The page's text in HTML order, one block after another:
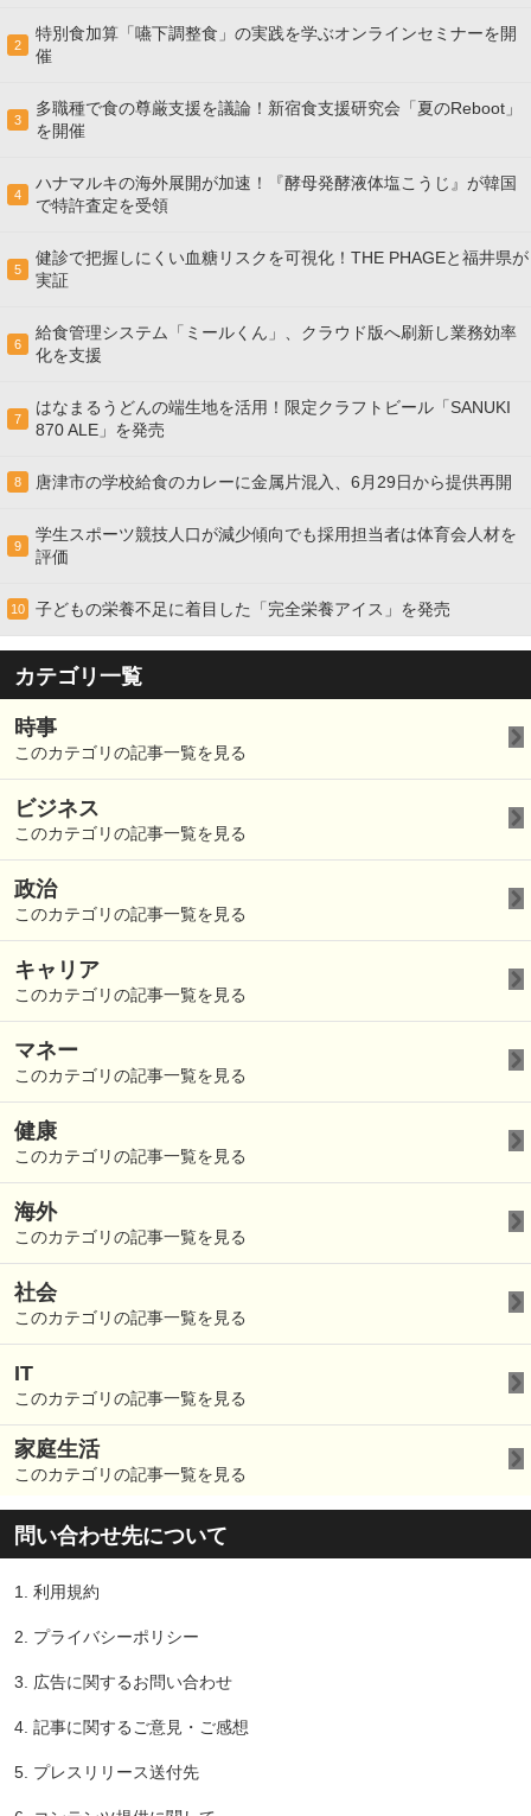
2
特別食加算「嚥下調整食」の実践を学ぶオンラインセミナーを開
催
3
多職種で食の尊厳支援を議論！新宿食支援研究会「夏のReboot」
を開催
4
ハナマルキの海外展開が加速！『酵母発酵液体塩こうじ』が韓国
で特許査定を受領
5
健診で把握しにくい血糖リスクを可視化！THE PHAGEと福井県が
実証
6
給食管理システム「ミールくん」、クラウド版へ刷新し業務効率
化を支援
7
はなまるうどんの端生地を活用！限定クラフトビール「SANUKI
870 ALE」を発売
8 唐津市の学校給食のカレーに金属片混入、6月29日から提供再開
9
学生スポーツ競技人口が減少傾向でも採用担当者は体育会人材を
評価
10 子どもの栄養不足に着目した「完全栄養アイス」を発売
カテゴリ一覧
時事
このカテゴリの記事一覧を見る
ビジネス
このカテゴリの記事一覧を見る
政治
このカテゴリの記事一覧を見る
キャリア
このカテゴリの記事一覧を見る
マネー
このカテゴリの記事一覧を見る
健康
このカテゴリの記事一覧を見る
海外
このカテゴリの記事一覧を見る
社会
このカテゴリの記事一覧を見る
IT
このカテゴリの記事一覧を見る
家庭生活
このカテゴリの記事一覧を見る
問い合わせ先について
1. 利用規約
2. プライバシーポリシー
3. 広告に関するお問い合わせ
4. 記事に関するご意見・ご感想
5. プレスリリース送付先